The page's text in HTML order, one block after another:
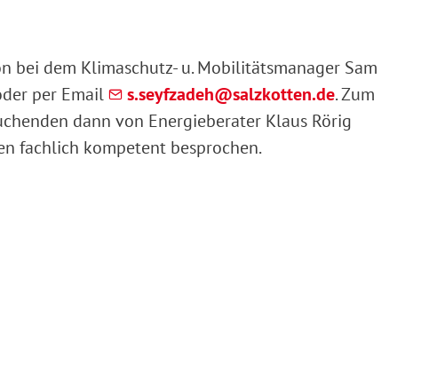
bei dem Klimaschutz- u. Mobilitätsmanager Sam
per Email ss yfz d h s lzk tt n d . Zum
dann von Energieberater Klaus Rörig
fachlich kompetent besprochen.